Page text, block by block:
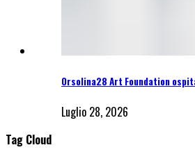
Orsolina28 Art Foundation
Luglio 28, 2026
Tag Cloud